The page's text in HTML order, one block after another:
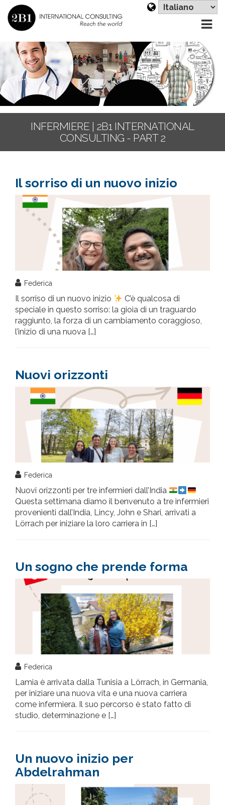
INFERMIERE | 2B1 INTERNATIONAL
CONSULTING - PART 2
Il sorriso di un nuovo inizio
Federica
Il sorriso di un nuovo inizio
C’è qualcosa di
speciale in questo sorriso: la gioia di un traguardo
raggiunto, la forza di un cambiamento coraggioso,
l’inizio di una nuova […]
Nuovi orizzonti
Federica
Nuovi orizzonti per tre infermieri dall’India
Questa settimana diamo il benvenuto a tre infermieri
provenienti dall’India, Lincy, John e Shari, arrivati a
Lörrach per iniziare la loro carriera in […]
Un sogno che prende forma
Federica
Lamia è arrivata dalla Tunisia a Lörrach, in Germania,
per iniziare una nuova vita e una nuova carriera
come infermiera. Il suo percorso è stato fatto di
studio, determinazione e […]
Un nuovo inizio per
Abdelrahman